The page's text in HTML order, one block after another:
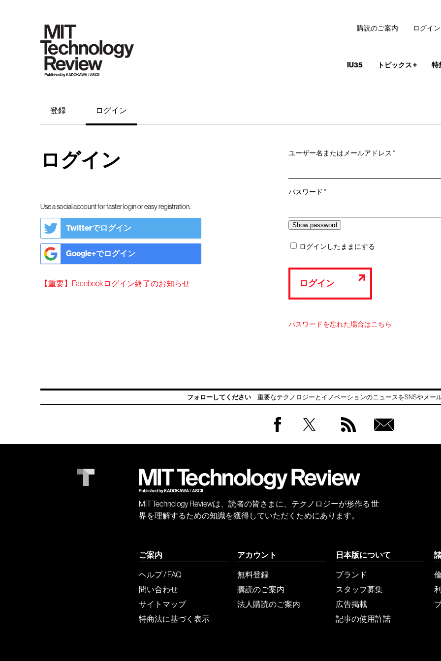
IU35 トピックス+ 特
購読のご案内 ログイン
登録 ログイン
ログイン
Use a social account for faster login or easy registration.
Twitterでログイン
Google+でログイン
【重要】Facebookログイン終了のお知らせ
ユーザー名またはメールアドレス*必
パスワード*必
ログインしたままにする
ログイン
パスワードを忘れた場合はこちら
フォローしてください 重要なテクノロジーとイノベーションのニュースをSNSやメー
会員
MIT Technology Reviewは、読者の皆さまに、テクノロジーが形作る 世
界を理解するための知識を獲得していただくためにあります。
ご案内
ヘルプ / FAQ
問い合わせ
サイトマップ
特商法に基づく表示
アカウント
無料登録
購読のご案内
法人購読のご案内
日本版について
ブランド
スタッフ募集
広告掲載
記事の使用許諾